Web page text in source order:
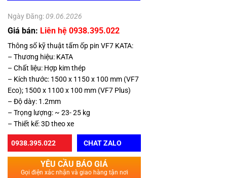
Ngày Đăng:09.06.2026
Giá bán: Liên hệ 0938.395.022
Thông số kỹ thuật tấm ốp pin VF7 KATA:
– Thương hiệu: KATA
– Chất liệu: Hợp kim thép
– Kích thước: 1500 x 1150 x 100 mm (VF7
Eco); 1500 x 1100 x 100 mm (VF7 Plus)
– Độ dày: 1.2mm
– Trọng lượng: ~ 23- 25 kg
– Thiết kế: 3D theo xe
0938.395.022 CHAT ZALO
YÊU CẦU BÁO GIÁ
Gọi điện xác nhận và giao hàng tận nơi